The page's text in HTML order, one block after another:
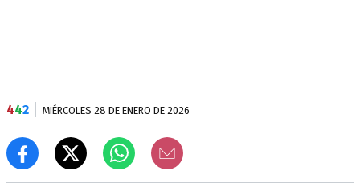
442 MIÉRCOLES 28 DE ENERO DE 2026